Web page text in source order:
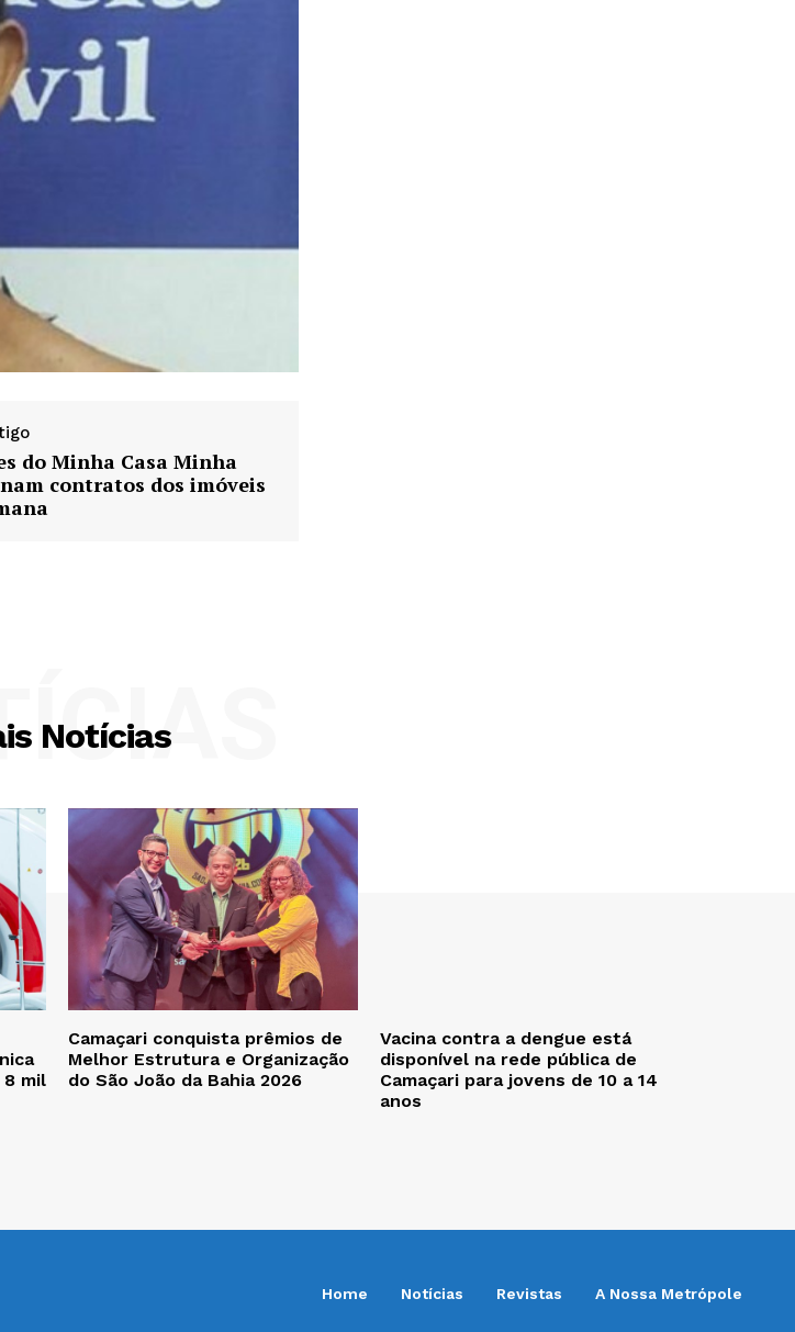
do Minha Casa Minha
contratos dos imóveis
Notícias
8 mil
Camaçari conquista prêmios de
Melhor Estrutura e Organização
do São João da Bahia 2026
Vacina contra a dengue está
disponível na rede pública de
Camaçari para jovens de 10 a 14
anos
Home Notícias Revistas A Nossa Metrópole